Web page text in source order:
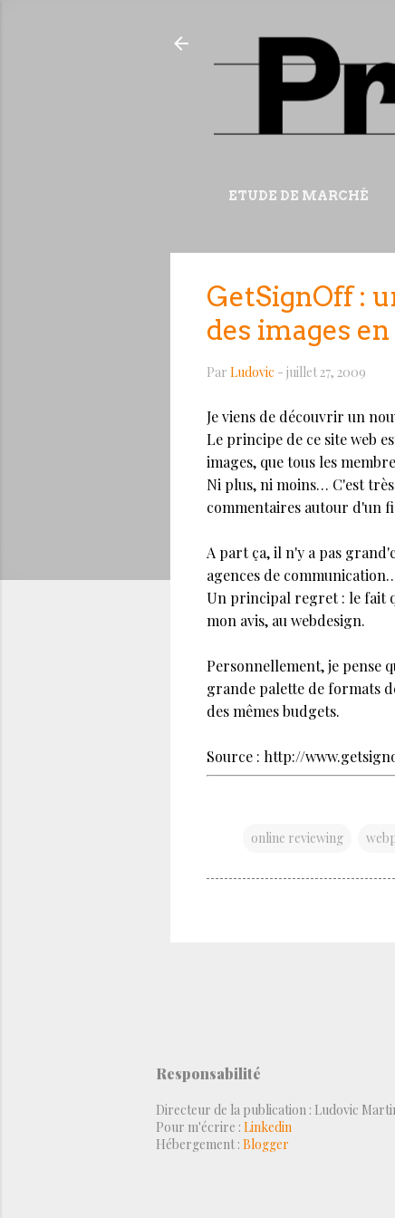
ETUDE DE MARCHÉ
GetSignOff :
des images
Par Ludovic - juillet 27, 2009
Je viens de découvrir un
Le principe de ce site web
images, que tous les
Ni plus, ni moins… C'est
commentaires autour d'un
A part ça, il n'y a pas
agences de
Un principal regret : le fait
mon avis, au webdesign.
Personnellement, je pense
grande palette de formats
des mêmes budgets.
Source : http://
online reviewing
Responsabilité
Directeur de la publication : Ludovic
Pour m'écrire : Linkedin
Hébergement : Blogger